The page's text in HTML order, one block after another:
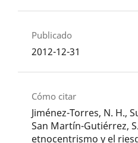
Publicado
2012-12-31
Cómo citar
Jiménez-Torres, N. H.,
San Martín-Gutiérrez,
etnocentrismo y el